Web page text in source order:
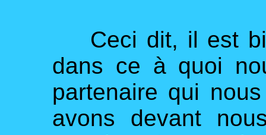
Ceci dit, il est
dans ce à quoi
partenaire qui
avons devant